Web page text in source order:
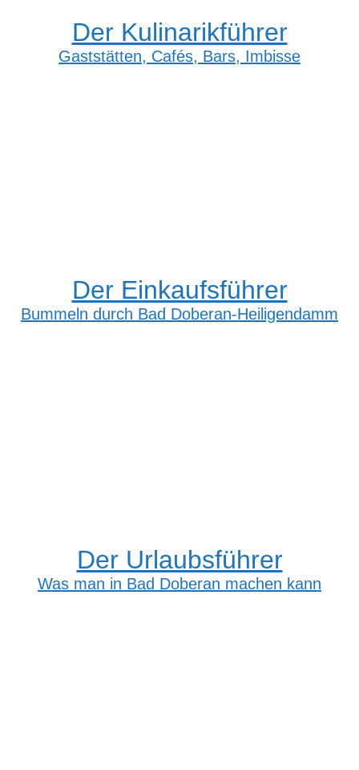
Der Kulinarikführer
Gaststätten, Cafés, Bars, Imbisse
Der Einkaufsführer
Bummeln durch Bad Doberan-Heiligendamm
Der Urlaubsführer
Was man in Bad Doberan machen kann